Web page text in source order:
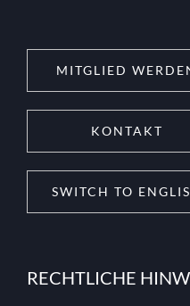
MITGLIED
KONTAKT
SWITCH TO
RECHTLICHE